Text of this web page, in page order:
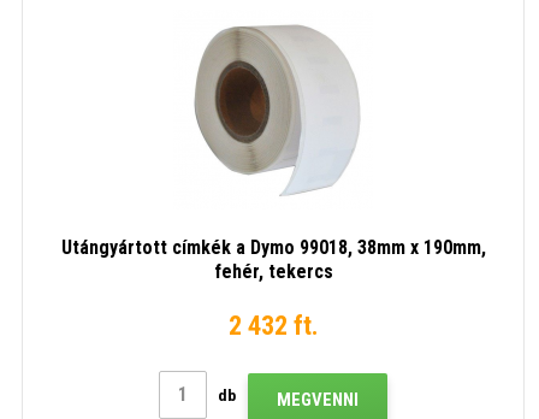
Utángyártott címkék a Dymo 99018, 38mm x 190mm,
fehér, tekercs
2 432 ft.
db MEGVENNI